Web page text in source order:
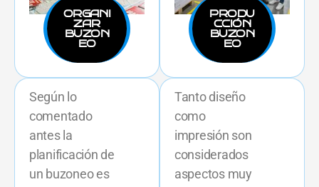
ORGANI
ZAR
BUZON
EO
Según lo
comentado
antes la
planificación de
un buzoneo es
PRODU
CCIÓN
BUZON
EO
Tanto diseño
como
impresión son
considerados
aspectos muy